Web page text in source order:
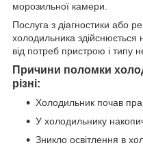
морозильної камери.
Послуга з діагностики або
холодильника
від потреб пристрою і типу
Причини поломки
різні:
Холодильник почав
У холодильнику
Зникло освітлення в